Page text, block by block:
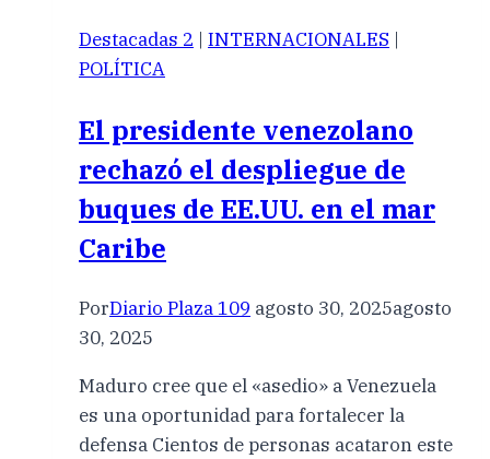
Destacadas 2 | INTERNACIONALES |
POLÍTICA
El presidente venezolano
rechazó el despliegue de
buques de EE.UU. en el mar
Caribe
PorDiario Plaza 109 agosto 30, 2025agosto
30, 2025
Maduro cree que el «asedio» a Venezuela
es una oportunidad para fortalecer la
defensa Cientos de personas acataron este